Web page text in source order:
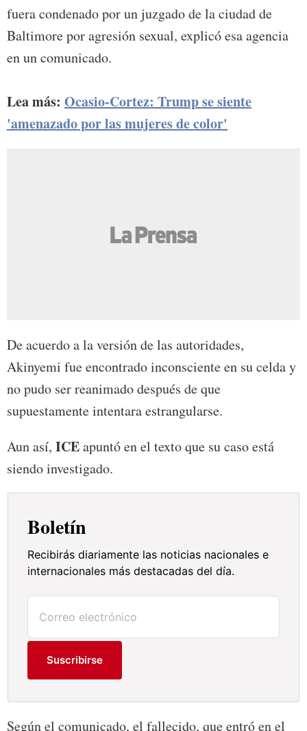
fuera condenado por un juzgado de la ciudad de
Baltimore por agresión sexual, explicó esa agencia
en un comunicado.
Lea más: Ocasio-Cortez: Trump se siente
'amenazado por las mujeres de color'
De acuerdo a la versión de las autoridades,
Akinyemi fue encontrado inconsciente en su celda y
no pudo ser reanimado después de que
supuestamente intentara estrangularse.
Aun así, ICEapuntó en el texto que su caso está
siendo investigado.
Boletín
Recibirás diariamente las noticias nacionales e
internacionales más destacadas del día.
Suscribirse
Según el comunicado, el fallecido, que entró en el